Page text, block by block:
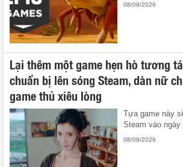
08/08/2026
Lại thêm một game hẹn hò tương
chuẩn bị lên sóng Steam, dàn nữ
game thủ xiêu lòng
Tựa game này
Steam vào ngày
08/08/2026